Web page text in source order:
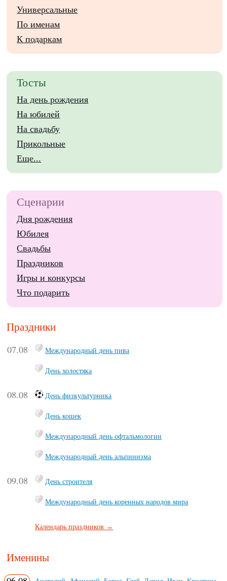
Универсальные
По именам
К подаркам
Тосты
На день рождения
На юбилей
На свадьбу
Прикольные
Еще...
Сценарии
Дня рождения
Юбилея
Свадьбы
Праздников
Игры и конкурсы
Что подарить
Праздники
07.08 Международный день пива
День холостяка
08.08 День физкультурника
День кошек
Международный день офтальмологии
Международный день альпинизма
09.08 День строителя
Международный день коренных народов мира
Календарь праздников →
Именины